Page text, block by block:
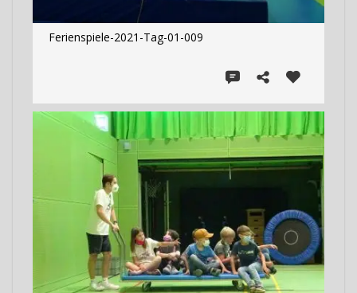
Ferienspiele-2021-Tag-01-009